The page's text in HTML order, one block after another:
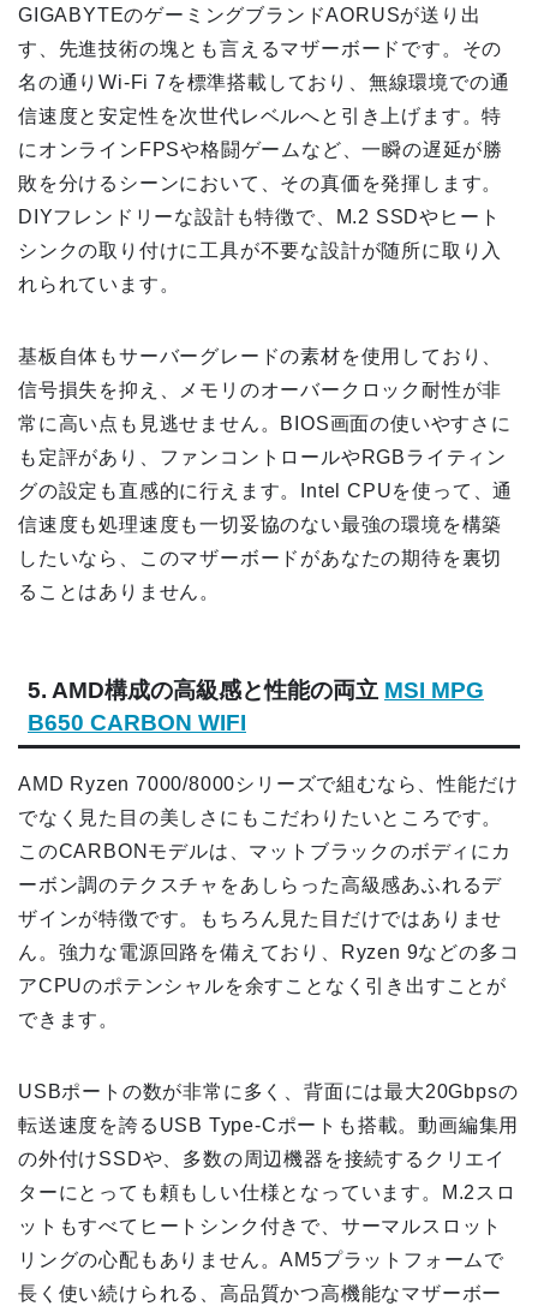
GIGABYTEのゲーミングブランドAORUSが送り出
す、先進技術の塊とも言えるマザーボードです。その
名の通りWi-Fi 7を標準搭載しており、無線環境での通
信速度と安定性を次世代レベルへと引き上げます。特
にオンラインFPSや格闘ゲームなど、一瞬の遅延が勝
敗を分けるシーンにおいて、その真価を発揮します。
DIYフレンドリーな設計も特徴で、M.2 SSDやヒート
シンクの取り付けに工具が不要な設計が随所に取り入
れられています。
基板自体もサーバーグレードの素材を使用しており、
信号損失を抑え、メモリのオーバークロック耐性が非
常に高い点も見逃せません。BIOS画面の使いやすさに
も定評があり、ファンコントロールやRGBライティン
グの設定も直感的に行えます。Intel CPUを使って、通
信速度も処理速度も一切妥協のない最強の環境を構築
したいなら、このマザーボードがあなたの期待を裏切
ることはありません。
5. AMD構成の高級感と性能の両立 MSI MPG
B650 CARBON WIFI
AMD Ryzen 7000/8000シリーズで組むなら、性能だけ
でなく見た目の美しさにもこだわりたいところです。
このCARBONモデルは、マットブラックのボディにカ
ーボン調のテクスチャをあしらった高級感あふれるデ
ザインが特徴です。もちろん見た目だけではありませ
ん。強力な電源回路を備えており、Ryzen 9などの多コ
アCPUのポテンシャルを余すことなく引き出すことが
できます。
USBポートの数が非常に多く、背面には最大20Gbpsの
転送速度を誇るUSB Type-Cポートも搭載。動画編集用
の外付けSSDや、多数の周辺機器を接続するクリエイ
ターにとっても頼もしい仕様となっています。M.2スロ
ットもすべてヒートシンク付きで、サーマルスロット
リングの心配もありません。AM5プラットフォームで
長く使い続けられる、高品質かつ高機能なマザーボー